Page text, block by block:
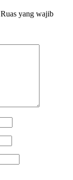
Ruas yang wajib